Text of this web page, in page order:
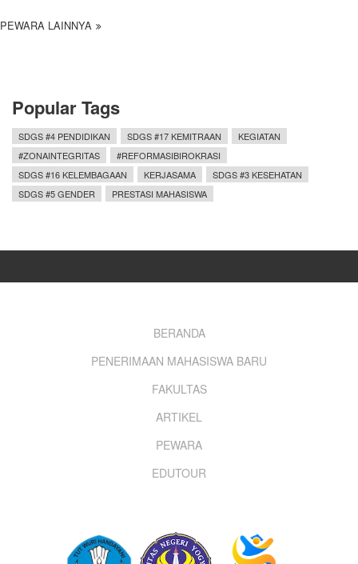
PEWARA LAINNYA
Popular Tags
SDGS #4 PENDIDIKAN SDGS #17 KEMITRAAN
KEGIATAN
#ZONAINTEGRITAS
#REFORMASIBIROKRASI
SDGS #16 KELEMBAGAAN
KERJASAMA
SDGS #3 KESEHATAN
SDGS #5 GENDER
PRESTASI MAHASISWA
BERANDA
PENERIMAAN MAHASISWA BARU
FAKULTAS
ARTIKEL
PEWARA
EDUTOUR